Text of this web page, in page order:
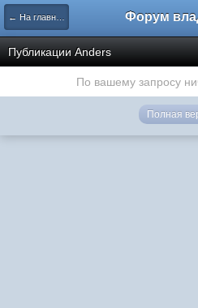
← На главную
Публикации Anders
По вашему запросу
Полная